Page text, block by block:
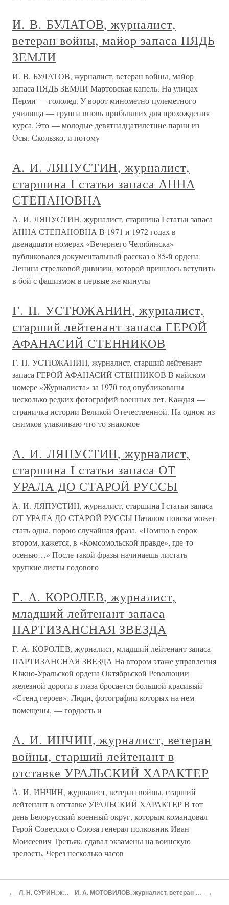
И. В. БУЛАТОВ, журналист,
ветеран войны, майор запаса ПЯДЬ
ЗЕМЛИ
И. В. БУЛАТОВ, журналист, ветеран войны, майор
запаса ПЯДЬ ЗЕМЛИ Мартовская капель. На улицах
Перми — гололед. У ворот минометно-пулеметного
училища — группа вновь прибывших для прохождения
курса. Это — молодые девятнадцатилетние парни из
Осы. Скользко, и потому
А. И. ЛЯПУСТИН, журналист,
старшина I статьи запаса АННА
СТЕПАНОВНА
А. И. ЛЯПУСТИН, журналист, старшина I статьи запаса
АННА СТЕПАНОВНА В 1971 и 1972 годах в
двенадцати номерах «Вечернего Челябинска»
публиковался документальный рассказ о 85-й ордена
Ленина стрелковой дивизии, которой пришлось вступить
в бой с фашизмом в первые же минуты
Г. П. УСТЮЖАНИН, журналист,
старший лейтенант запаса ГЕРОЙ
АФАНАСИЙ СТЕННИКОВ
Г. П. УСТЮЖАНИН, журналист, старший лейтенант
запаса ГЕРОЙ АФАНАСИЙ СТЕННИКОВ В майском
номере «Журналиста» за 1970 год опубликованы
несколько редких фотографий военных лет. Каждая —
страничка истории Великой Отечественной. На одном из
снимков улавливаю что-то знакомое
А. И. ЛЯПУСТИН, журналист,
старшина I статьи запаса ОТ
УРАЛА ДО СТАРОЙ РУССЫ
А. И. ЛЯПУСТИН, журналист, старшина I статьи запаса
ОТ УРАЛА ДО СТАРОЙ РУССЫ Началом поиска может
стать одна, порою случайная фраза. «Помню в сорок
втором, кажется, в «Комсомольской правде», где-то
осенью…» После такой фразы начинаешь листать
хрупкие листы годового
Г. А. КОРОЛЕВ, журналист,
младший лейтенант запаса
ПАРТИЗАНСНАЯ ЗВЕЗДА
Г. А. КОРОЛЕВ, журналист, младший лейтенант запаса
ПАРТИЗАНСНАЯ ЗВЕЗДА На втором этаже управления
Южно-Уральской ордена Октябрьской Революции
железной дороги в глаза бросается большой красивый
«Стенд героев». Люди, фотографии которых на нем
помещены, — гордость и
А. И. ИНЧИН, журналист, ветеран
войны, старший лейтенант в
отставке УРАЛЬСКИЙ ХАРАКТЕР
А. И. ИНЧИН, журналист, ветеран войны, старший
лейтенант в отставке УРАЛЬСКИЙ ХАРАКТЕР В тот
день Белорусский военный округ, которым командовал
Герой Советского Союза генерал-полковник Иван
Моисеевич Третьяк, сдавал экзамены на воинскую
зрелость. Через несколько часов
А. И. ИНЧИН, журналист, ветеран
войны, старший лейтенант в
← Л. Н. СУРИН, журналист ЗВЕЗДА ГЕРОЯ И. А. МОТОВИЛОВ, журналист, ветеран войны, сержант в отставке В БОЯХ „МЕСТНОГО ЗНАЧЕНИЯ“ →